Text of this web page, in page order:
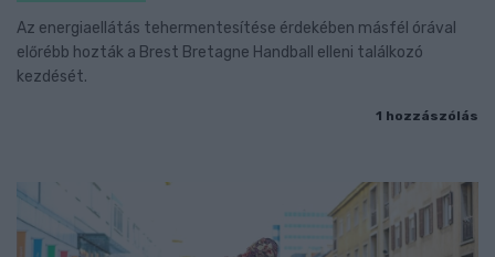
Az energiaellátás tehermentesítése érdekében másfél órával
előrébb hozták a Brest Bretagne Handball elleni találkozó
kezdését.
1 hozzászólás